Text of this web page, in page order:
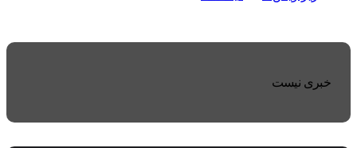
خبری نیست